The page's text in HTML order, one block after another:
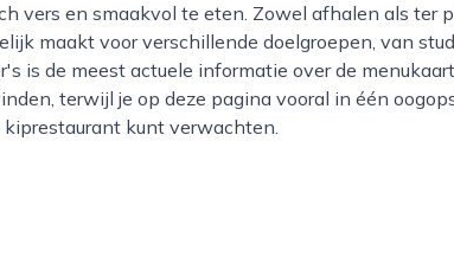
vers en smaakvol te eten. Zowel afhalen als ter
maakt voor verschillende doelgroepen, van
is de meest actuele informatie over de
terwijl je op deze pagina vooral in één
kunt verwachten.